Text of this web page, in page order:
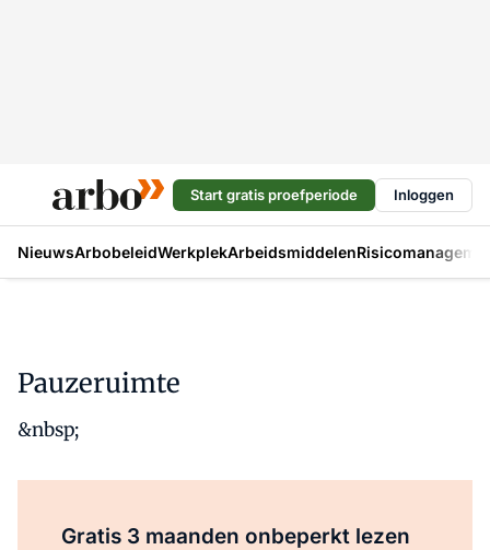
Start gratis proefperiode Inloggen
NieuwsArbobeleidWerkplekArbeidsmiddelen
Pauzeruimte
&nbsp;
Gratis 3 maanden onbeperkt lezen